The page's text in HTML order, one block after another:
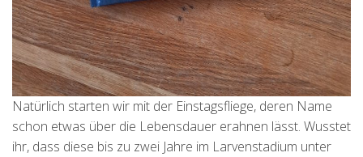
Natürlich starten wir mit der Einstagsfliege, deren Name
schon etwas über die Lebensdauer erahnen lässt. Wusstet
ihr, dass diese bis zu zwei Jahre im Larvenstadium unter